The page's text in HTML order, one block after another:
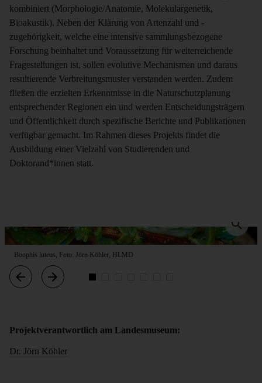
kombiniert (Morphologie/Anatomie, Molekulargenetik,
Bioakustik). Neben der Klärung von Artenzahl und -
zugehörigkeit, welche eine intensive sammlungsbezogene
Forschung beinhaltet und Voraussetzung für weiterreichende
Fragestellungen ist, sollen evolutive Mechanismen und daraus
resultierende Verbreitungsmuster verstanden werden. Zudem
fließen die erzielten Erkenntnisse in die Naturschutzplanung
entsprechender Regionen ein und werden Entscheidungsträgern
und Öffentlichkeit durch spezifische Berichte und Publikationen
verfügbar gemacht. Im Rahmen dieses Projekts findet die
Ausbildung einer Vielzahl von Studierenden und
Doktorand*innen statt.
Boophis luteus, Foto: Jörn Köhler, HLMD
Projektverantwortlich am Landesmuseum:
Dr. Jörn Köhler